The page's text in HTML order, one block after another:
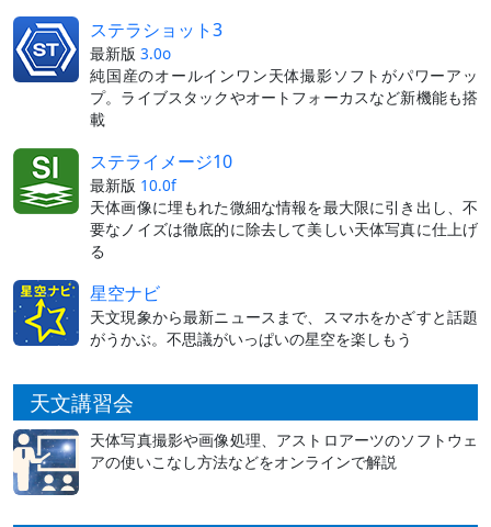
ステラショット3
最新版 3.0o
純国産のオールインワン天体撮影ソフトがパワーアッ
プ。ライブスタックやオートフォーカスなど新機能も搭
載
ステライメージ10
最新版 10.0f
天体画像に埋もれた微細な情報を最大限に引き出し、不
要なノイズは徹底的に除去して美しい天体写真に仕上げ
る
星空ナビ
天文現象から最新ニュースまで、スマホをかざすと話題
がうかぶ。不思議がいっぱいの星空を楽しもう
天文講習会
天体写真撮影や画像処理、アストロアーツのソフトウェ
アの使いこなし方法などをオンラインで解説